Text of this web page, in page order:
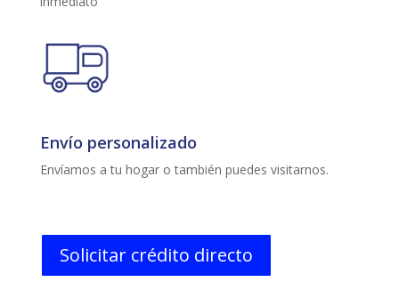
Envío personalizado
Envíamos a tu hogar o también puedes visitarnos.
Solicitar crédito directo